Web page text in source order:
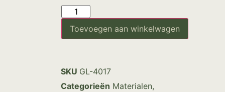
Toevoegen aan winkelwagen
SKU GL-4017
Categorieën Materialen,